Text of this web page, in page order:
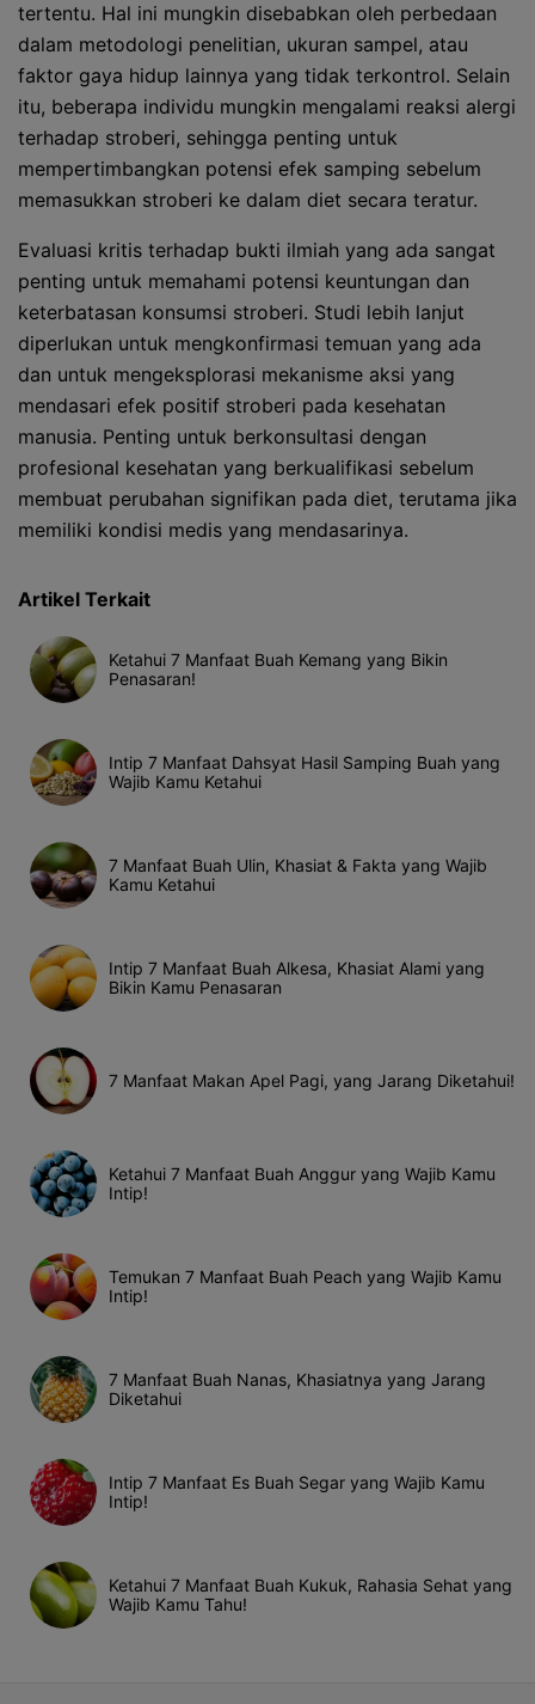
tertentu. Hal ini mungkin disebabkan oleh perbedaan
dalam metodologi penelitian, ukuran sampel, atau
faktor gaya hidup lainnya yang tidak terkontrol. Selain
itu, beberapa individu mungkin mengalami reaksi alergi
terhadap stroberi, sehingga penting untuk
mempertimbangkan potensi efek samping sebelum
memasukkan stroberi ke dalam diet secara teratur.
Evaluasi kritis terhadap bukti ilmiah yang ada sangat
penting untuk memahami potensi keuntungan dan
keterbatasan konsumsi stroberi. Studi lebih lanjut
diperlukan untuk mengkonfirmasi temuan yang ada
dan untuk mengeksplorasi mekanisme aksi yang
mendasari efek positif stroberi pada kesehatan
manusia. Penting untuk berkonsultasi dengan
profesional kesehatan yang berkualifikasi sebelum
membuat perubahan signifikan pada diet, terutama jika
memiliki kondisi medis yang mendasarinya.
Artikel Terkait
Ketahui 7 Manfaat Buah Kemang yang Bikin
Penasaran!
Intip 7 Manfaat Dahsyat Hasil Samping Buah yang
Wajib Kamu Ketahui
7 Manfaat Buah Ulin, Khasiat & Fakta yang Wajib
Kamu Ketahui
Intip 7 Manfaat Buah Alkesa, Khasiat Alami yang
Bikin Kamu Penasaran
7 Manfaat Makan Apel Pagi, yang Jarang Diketahui!
Ketahui 7 Manfaat Buah Anggur yang Wajib Kamu
Intip!
Temukan 7 Manfaat Buah Peach yang Wajib Kamu
Intip!
7 Manfaat Buah Nanas, Khasiatnya yang Jarang
Diketahui
Intip 7 Manfaat Es Buah Segar yang Wajib Kamu
Intip!
Ketahui 7 Manfaat Buah Kukuk, Rahasia Sehat yang
Wajib Kamu Tahu!